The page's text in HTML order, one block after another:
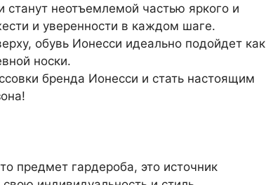
станут неотъемлемой частью яркого и
и уверенности в каждом шаге.
обувь Ионесси идеально подойдет как
носки.
бренда Ионесси и стать настоящим
предмет гардероба, это источник